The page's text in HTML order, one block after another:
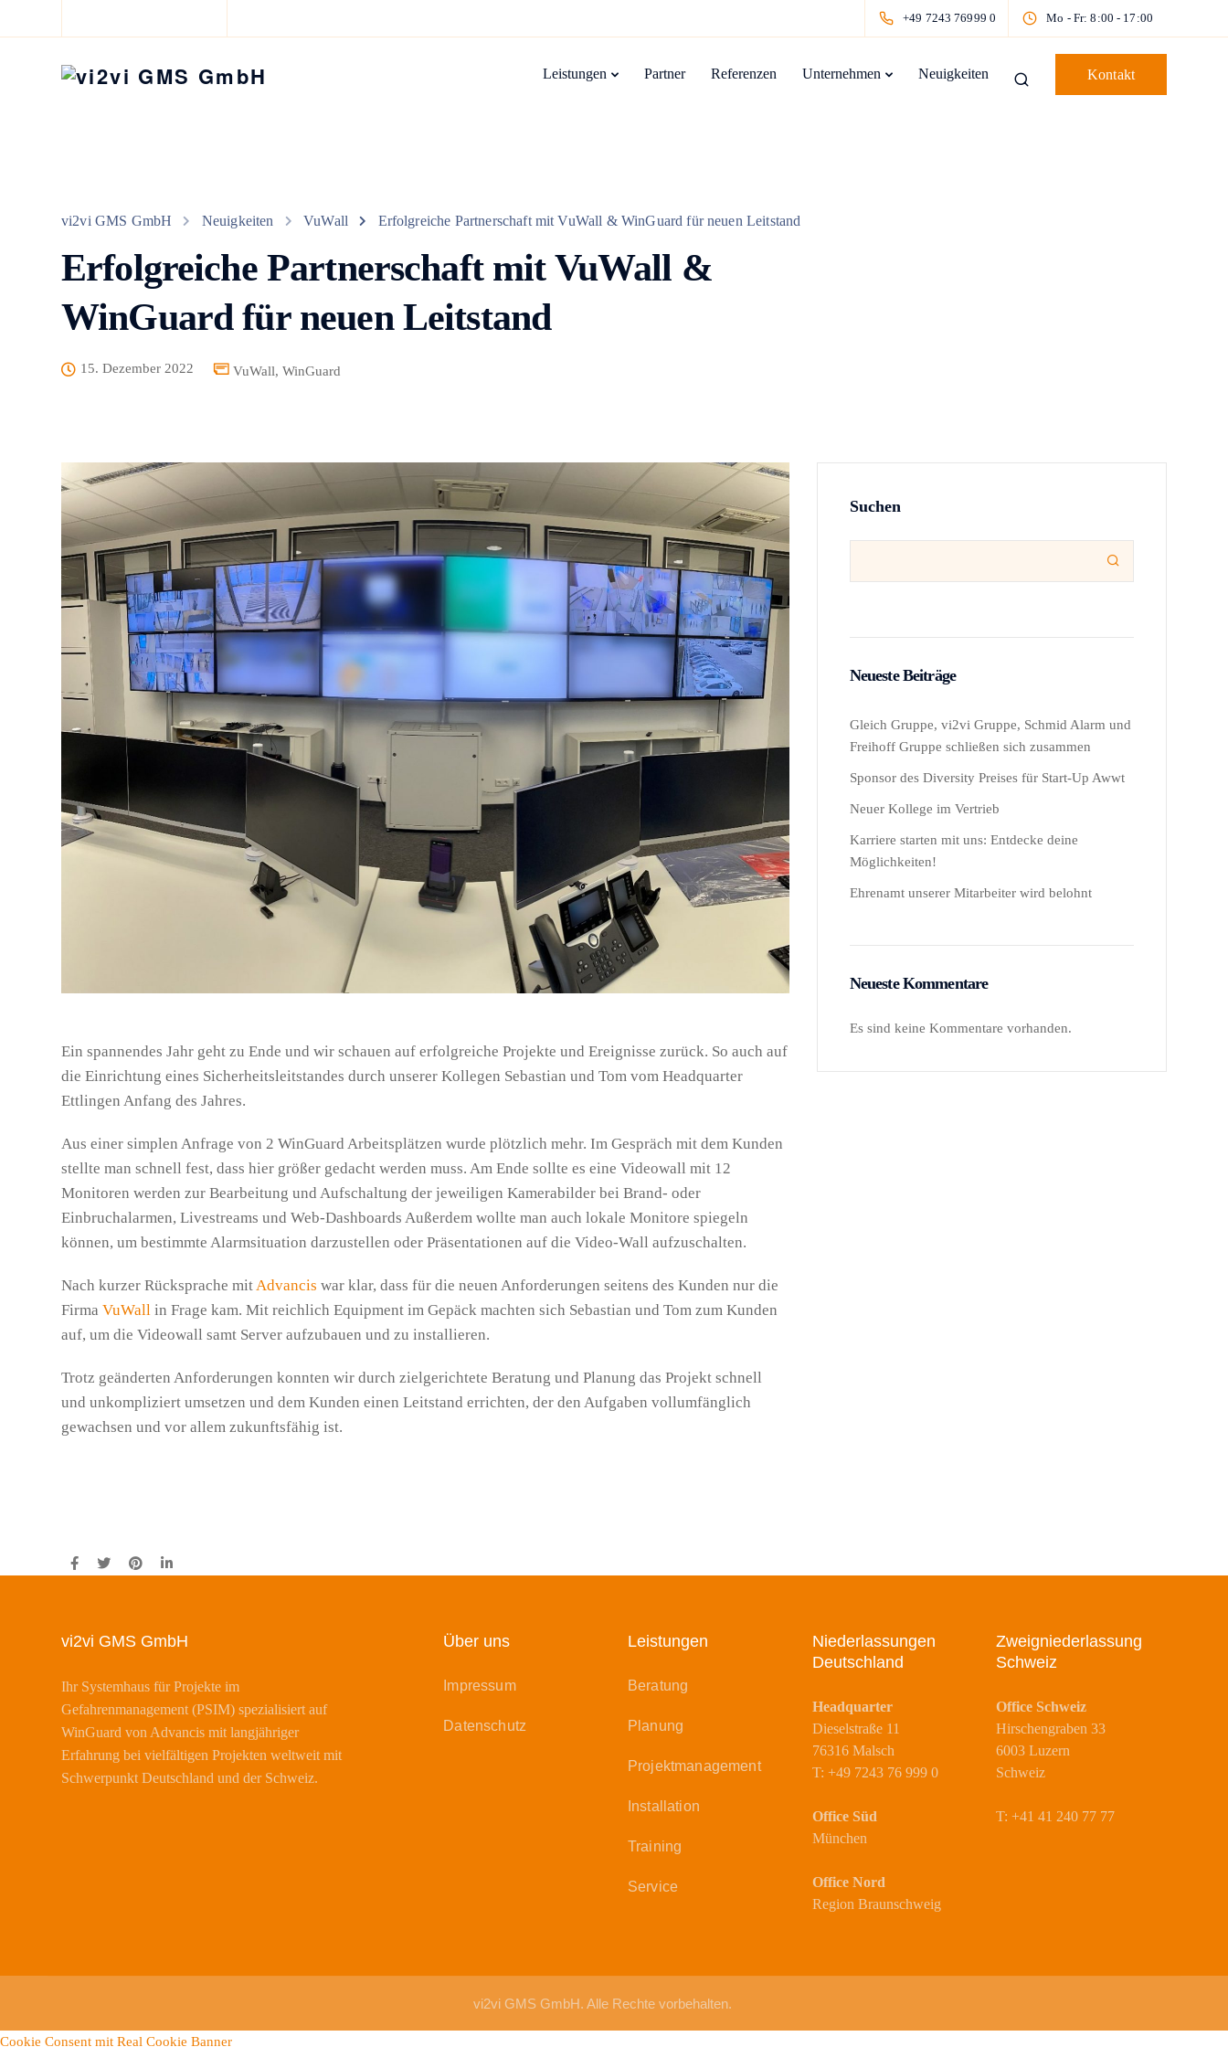
+49 7243 76999 0 Mo - Fr: 8:00 - 17:00
Leistungen Partner Referenzen Unternehmen Neuigkeiten Kontakt
vi2vi GMS GmbH Neuigkeiten VuWall Erfolgreiche Partnerschaft mit VuWall & WinGuard für neuen Leitstand
Erfolgreiche Partnerschaft mit VuWall &
WinGuard für neuen Leitstand
15. Dezember 2022 VuWall, WinGuard
Ein spannendes Jahr geht zu Ende und wir schauen auf erfolgreiche Projekte und Ereignisse zurück. So auch auf
die Einrichtung eines Sicherheitsleitstandes durch unserer Kollegen Sebastian und Tom vom Headquarter
Ettlingen Anfang des Jahres.
Aus einer simplen Anfrage von 2 WinGuard Arbeitsplätzen wurde plötzlich mehr. Im Gespräch mit dem Kunden
stellte man schnell fest, dass hier größer gedacht werden muss. Am Ende sollte es eine Videowall mit 12
Monitoren werden zur Bearbeitung und Aufschaltung der jeweiligen Kamerabilder bei Brand- oder
Einbruchalarmen, Livestreams und Web-Dashboards Außerdem wollte man auch lokale Monitore spiegeln
können, um bestimmte Alarmsituation darzustellen oder Präsentationen auf die Video-Wall aufzuschalten.
Nach kurzer Rücksprache mitAdvancis war klar, dass für die neuen Anforderungen seitens des Kunden nur die
Firma VuWall in Frage kam. Mit reichlich Equipment im Gepäck machten sich Sebastian und Tom zum Kunden
auf, um die Videowall samt Server aufzubauen und zu installieren.
Trotz geänderten Anforderungen konnten wir durch zielgerichtete Beratung und Planung das Projekt schnell
und unkompliziert umsetzen und dem Kunden einen Leitstand errichten, der den Aufgaben vollumfänglich
gewachsen und vor allem zukunftsfähig ist.
Suchen

Neueste Beiträge
Gleich Gruppe, vi2vi Gruppe, Schmid Alarm und
Freihoff Gruppe schließen sich zusammen
Sponsor des Diversity Preises für Start-Up Awwt
Neuer Kollege im Vertrieb
Karriere starten mit uns: Entdecke deine
Möglichkeiten!
Ehrenamt unserer Mitarbeiter wird belohnt
Neueste Kommentare
Es sind keine Kommentare vorhanden.
vi2vi GMS GmbH
Ihr Systemhaus für Projekte im
Gefahrenmanagement (PSIM) spezialisiert auf
WinGuard von Advancis mit langjähriger
Erfahrung bei vielfältigen Projekten weltweit mit
Schwerpunkt Deutschland und der Schweiz.
Über uns
Impressum
Datenschutz
Leistungen
Beratung
Planung
Projektmanagement
Installation
Training
Service
Niederlassungen
Deutschland
Headquarter
Dieselstraße 11
76316 Malsch
T: +49 7243 76 999 0
Office Süd
München
Office Nord
Region Braunschweig
Zweigniederlassung
Schweiz
Office Schweiz
Hirschengraben 33
6003 Luzern
Schweiz
T: +41 41 240 77 77
vi2vi GMS GmbH. Alle Rechte vorbehalten.
Cookie Consent mit Real Cookie Banner